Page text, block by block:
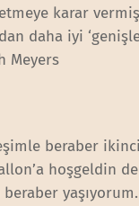
karar
daha iyi
Meyers
beraber
hoşgeldin